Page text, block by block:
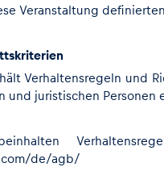
Veranstaltung
Verhaltensregeln und
und juristischen
de/agb/